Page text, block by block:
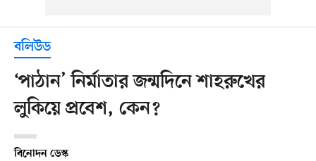
বলিউড
‘পাঠান’ নির্মাতার জন্মদিনে শাহরুখের
লুকিয়ে প্রবেশ, কেন?
বিনোদন ডেস্ক